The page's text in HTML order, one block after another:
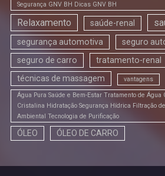
Segurança GNV BH Dicas GNV BH
Relaxamento saúde-renal
segurança automotiva
seguro
seguro de carro
tratamento-renal
técnicas de massagem
vantagens
Água Pura Saúde e Bem-Estar Tratamento de Água
Cristalina Hidratação Segurança Hídrica Filtração
Ambiental Tecnologia de Purificação
ÓLEO ÓLEO DE CARRO